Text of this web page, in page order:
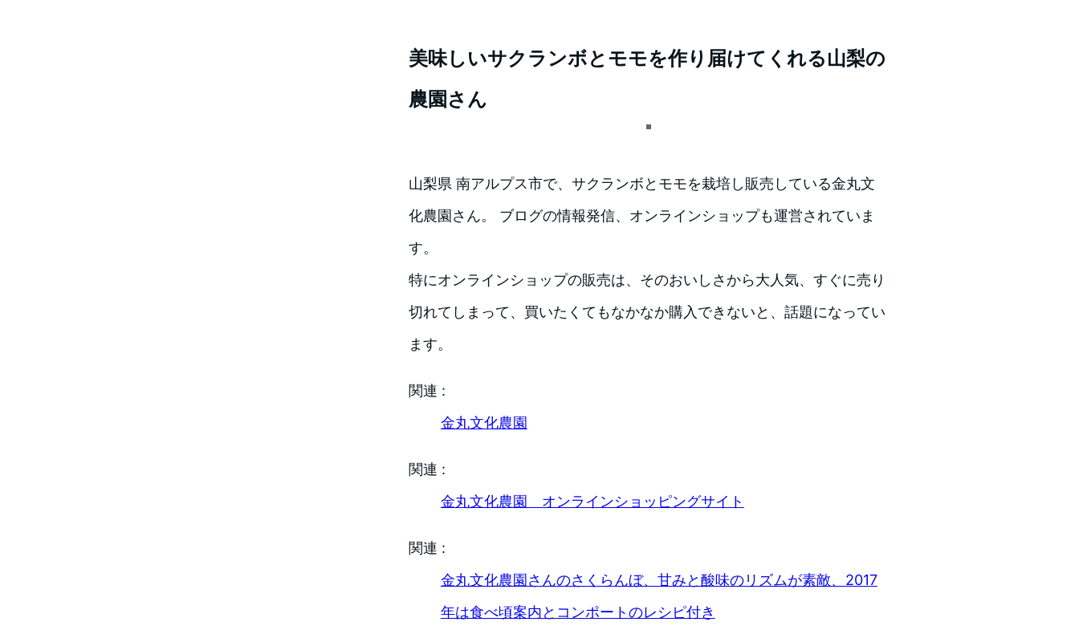
美味しいサクランボとモモを作り届けてくれる山梨の
農園さん
山梨県 南アルプス市で、サクランボとモモを栽培し販売している金丸文
化農園さん。 ブログの情報発信、オンラインショップも運営されていま
す。
特にオンラインショップの販売は、そのおいしさから大人気、すぐに売り
切れてしまって、買いたくてもなかなか購入できないと、話題になってい
ます。
関連 :
金丸文化農園
関連 :
金丸文化農園 オンラインショッピングサイト
関連 :
金丸文化農園さんのさくらんぼ、甘みと酸味のリズムが素敵、2017
年は食べ頃案内とコンポートのレシピ付き